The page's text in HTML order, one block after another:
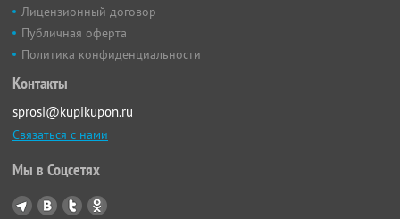
Лицензионный договор
Публичная оферта
Политика конфиденциальности
Контакты
sprosi@kupikupon.ru
Связаться с нами
Мы в Соцсетях